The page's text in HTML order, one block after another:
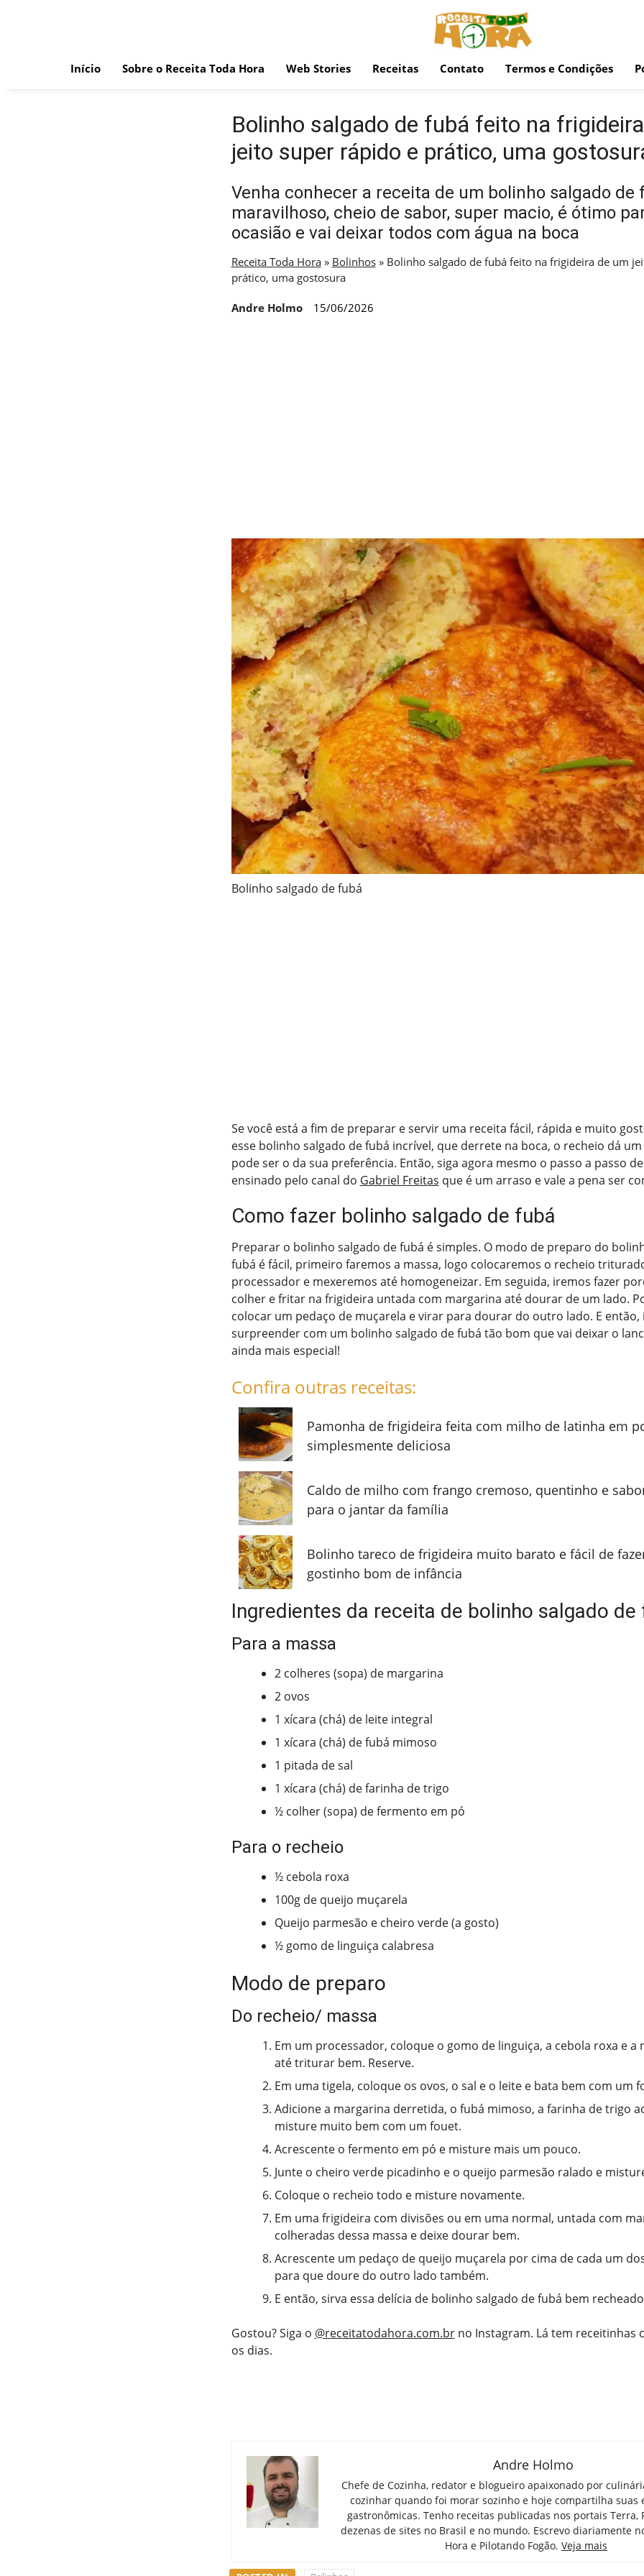
Início Sobre o Receita Toda Hora Web Stories Receitas Contato Termos e Condições
Bolinho salgado de fubá feito na
jeito super rápido e prático, uma
Venha conhecer a receita de um bolinho salgado de
maravilhoso, cheio de sabor, super macio, é ótimo
ocasião e vai deixar todos com água na boca
Receita Toda Hora» Bolinhos» Bolinho salgado de fubá feito na frigideira de um
prático, uma gostosura
Andre Holmo 15/06/2026
Bolinho salgado de fubá
Se você está a fim de preparar e servir uma receita fácil, rápida e muito
esse bolinho salgado de fubá incrível, que derrete na boca, o recheio dá
pode ser o da sua preferência. Então, siga agora mesmo o passo a passo
ensinado pelo canal do Gabriel Freitas que é um arraso e vale a pena ser
Como fazer bolinho salgado de fubá
Preparar o bolinho salgado de fubá é simples. O modo de preparo do
fubá é fácil, primeiro faremos a massa, logo colocaremos o recheio
processador e mexeremos até homogeneizar. Em seguida, iremos fazer
colher e fritar na frigideira untada com margarina até dourar de um lado.
colocar um pedaço de muçarela e virar para dourar do outro lado. E então,
surpreender com um bolinho salgado de fubá tão bom que vai deixar o
ainda mais especial!
Confira outras receitas:
Pamonha de frigideira feita com milho de latinha em
simplesmente deliciosa
Caldo de milho com frango cremoso, quentinho e
para o jantar da família
Bolinho tareco de frigideira muito barato e fácil de
gostinho bom de infância
Ingredientes da receita de bolinho salgado de
Para a massa
2 colheres (sopa) de margarina
2 ovos
1 xícara (chá) de leite integral
1 xícara (chá) de fubá mimoso
1 pitada de sal
1 xícara (chá) de farinha de trigo
½ colher (sopa) de fermento em pó
Para o recheio
½ cebola roxa
100g de queijo muçarela
Queijo parmesão e cheiro verde (a gosto)
½ gomo de linguiça calabresa
Modo de preparo
Do recheio/ massa
Em um processador, coloque o gomo de linguiça, a cebola roxa e a
até triturar bem. Reserve.
Em uma tigela, coloque os ovos, o sal e o leite e bata bem com um
Adicione a margarina derretida, o fubá mimoso, a farinha de trigo
misture muito bem com um fouet.
Acrescente o fermento em pó e misture mais um pouco.
Junte o cheiro verde picadinho e o queijo parmesão ralado e
Coloque o recheio todo e misture novamente.
Em uma frigideira com divisões ou em uma normal, untada com
colheradas dessa massa e deixe dourar bem.
Acrescente um pedaço de queijo muçarela por cima de cada um
para que doure do outro lado também.
E então, sirva essa delícia de bolinho salgado de fubá bem
Gostou? Siga o @receitatodahora.com.brno Instagram. Lá tem receitinhas
os dias.
Andre Holmo
Chefe de Cozinha, redator e blogueiro apaixonado por
cozinhar quando foi morar sozinho e hoje compartilha suas
gastronômicas. Tenho receitas publicadas nos portais Terra,
dezenas de sites no Brasil e no mundo. Escrevo diariamente
Hora e Pilotando Fogão. Veja mais